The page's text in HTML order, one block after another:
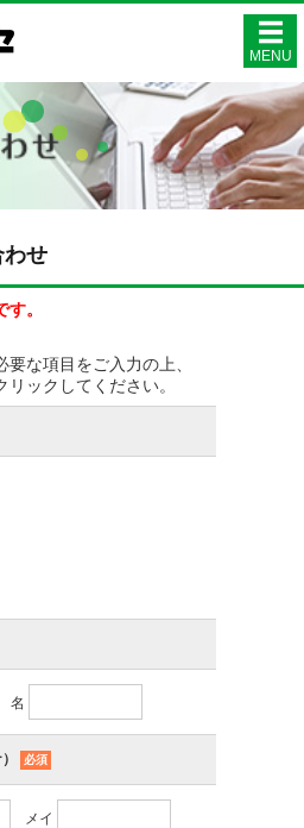
株式
MENU
わせ
。
要な項目をご入力の上、
リックしてください。
名
必須
メイ